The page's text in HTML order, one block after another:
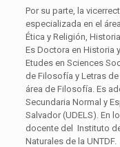
Por su parte, la
especializada en el
Ética y Religión,
Es Doctora en Historia
Etudes en Sciences
de Filosofía y Letras
área de Filosofía. Es
Secundaria Normal y
Salvador (UDELS). En
docente del Instituto
Naturales de la UNTDF.